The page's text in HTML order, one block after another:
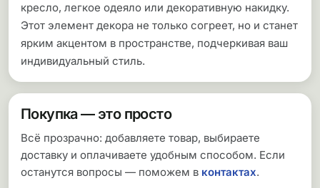
кресло, легкое одеяло или декоративную накидку.
Этот элемент декора не только согреет, но и станет
ярким акцентом в пространстве, подчеркивая ваш
индивидуальный стиль.
Покупка — это просто
Всё прозрачно: добавляете товар, выбираете
доставку и оплачиваете удобным способом. Если
останутся вопросы — поможем в контактах.